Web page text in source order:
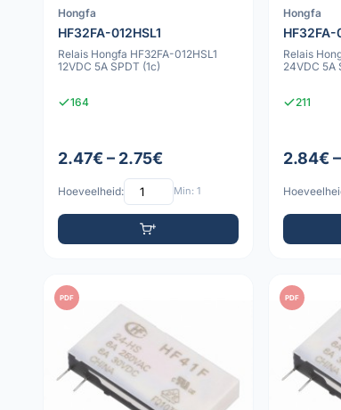
Hongfa
HF32FA-012HSL1
Relais Hongfa HF32FA-012HSL1
12VDC 5A SPDT (1c)
164
2.47€ – 2.75€
Hoeveelheid: Min: 1
Hongfa
HF32FA-
Relais
24VDC 5A
211
2.84€
PDF PDF